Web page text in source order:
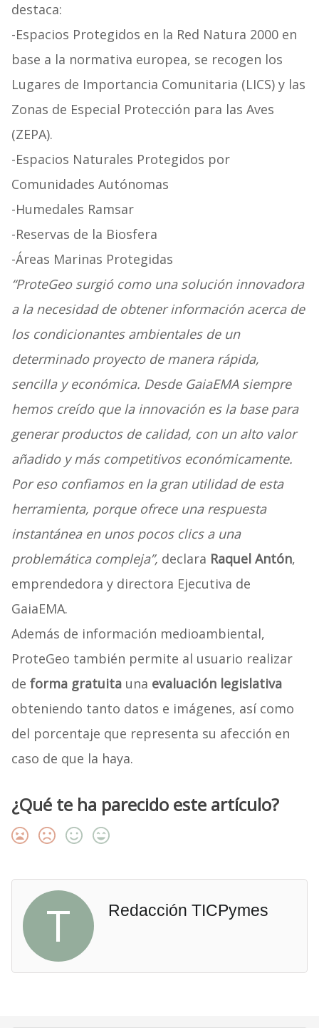
destaca:
-Espacios Protegidos en la Red Natura 2000 en
base a la normativa europea, se recogen los
Lugares de Importancia Comunitaria (LICS) y las
Zonas de Especial Protección para las Aves
(ZEPA).
-Espacios Naturales Protegidos por
Comunidades Autónomas
-Humedales Ramsar
-Reservas de la Biosfera
-Áreas Marinas Protegidas
“ProteGeo surgió como una solución innovadora
a la necesidad de obtener información acerca de
los condicionantes ambientales de un
determinado proyecto de manera rápida,
sencilla y económica. Desde GaiaEMA siempre
hemos creído que la innovación es la base para
generar productos de calidad, con un alto valor
añadido y más competitivos económicamente.
Por eso confiamos en la gran utilidad de esta
herramienta, porque ofrece una respuesta
instantánea en unos pocos clics a una
problemática compleja”, declara Raquel Antón,
emprendedora y directora Ejecutiva de
GaiaEMA.
Además de información medioambiental,
ProteGeo también permite al usuario realizar
de forma gratuitauna evaluación legislativa
obteniendo tanto datos e imágenes, así como
del porcentaje que representa su afección en
caso de que la haya.
¿Qué te ha parecido este artículo?
T Redacción TICPymes